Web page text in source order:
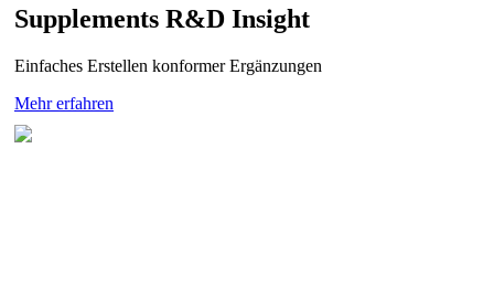
Supplements R&D Insight
Einfaches Erstellen konformer Ergänzungen
Mehr erfahren